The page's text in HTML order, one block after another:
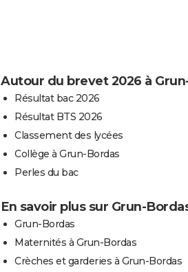
Autour du brevet 2026 à
Résultat bac 2026
Résultat BTS 2026
Classement des lycées
Collège à Grun-Bordas
Perles du bac
En savoir plus sur Grun-
Grun-Bordas
Maternités à Grun-Bordas
Crèches et garderies à Grun-Bordas